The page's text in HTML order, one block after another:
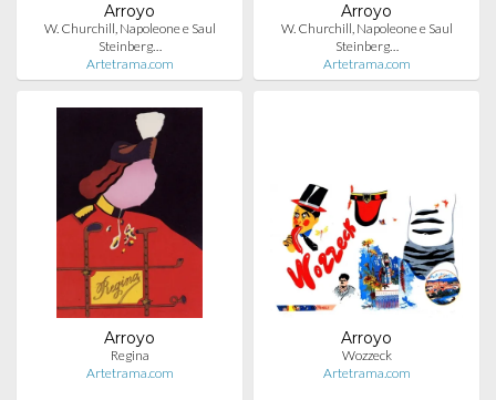
Arroyo
W. Churchill, Napoleone e Saul
Steinberg…
Artetrama.com
Arroyo
W. Churchill, Napoleone e Saul
Steinberg…
Artetrama.com
Arroyo
Regina
Artetrama.com
Arroyo
Wozzeck
Artetrama.com